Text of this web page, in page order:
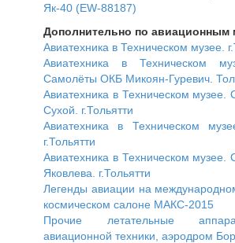
Як-40 (EW-88187)
Дополнительно по авиационным
Авиатехника в Техническом музее.
Авиатехника в Техническом
Самолёты ОКБ Микоян-Гуревич.
Авиатехника в Техническом
Сухой. г.Тольятти
Авиатехника в Техническом
г.Тольятти
Авиатехника в Техническом
Яковлева. г.Тольятти
Легенды авиации на
космическом салоне МАКС-2015
Прочие летательные
авиационной техники, аэродром